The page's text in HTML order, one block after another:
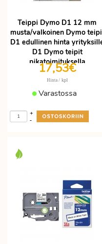
Teippi Dymo D1 12 mm
musta/valkoinen Dymo
D1 edullinen hinta
D1 Dymo teipit
pikatoimituksella
17,53€
Hinta / kpl
Varastossa
-
+